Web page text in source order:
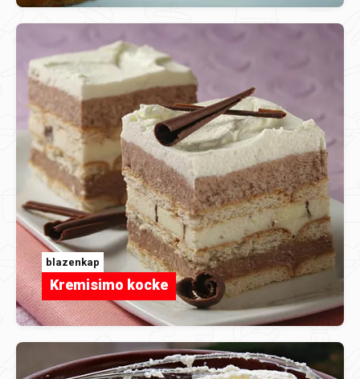
blazenkap
Kremisimo kocke